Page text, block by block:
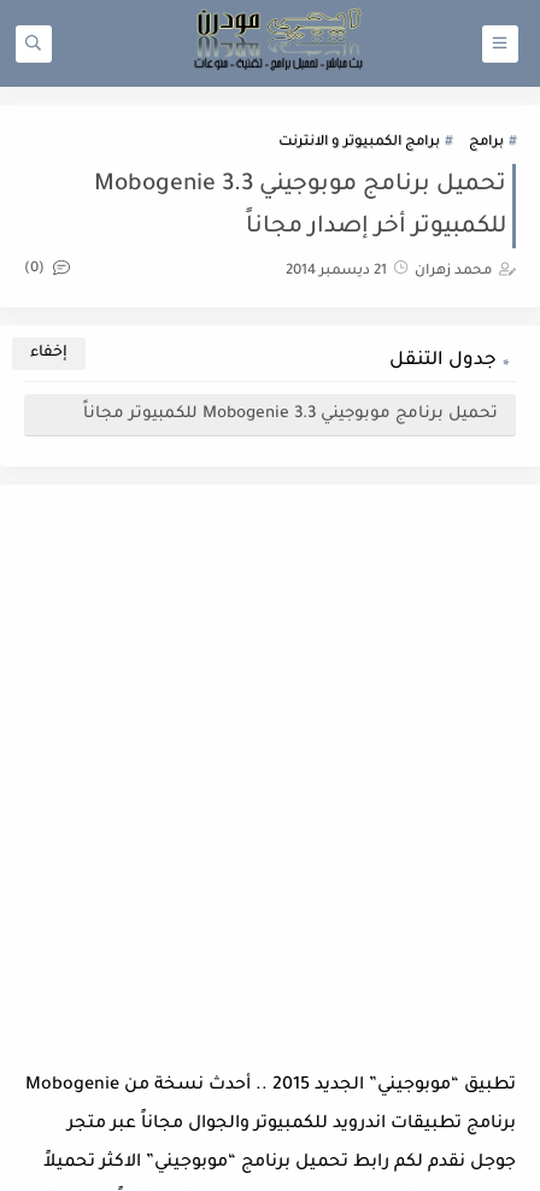
برامج برامج الكمبيوتر و الانترنت
تحميل برنامج موبوجيني Mobogenie 3.3
للكمبيوتر أخر إصدار مجاناً
محمد زهران 21 ديسمبر 2014 (0)
جدول التنقل
تحميل برنامج موبوجيني Mobogenie 3.3 للكمبيوتر مجاناً
تطبيق “موبوجيني” الجديد 2015 .. أحدث نسخة من Mobogenie
برنامج تطبيقات اندرويد للكمبيوتر والجوال مجاناً عبر متجر
جوجل نقدم لكم رابط تحميل برنامج “موبوجيني” الاكثر تحميلاً